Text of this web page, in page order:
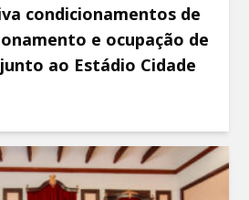
condicionamentos de
e ocupação de
ao Estádio Cidade